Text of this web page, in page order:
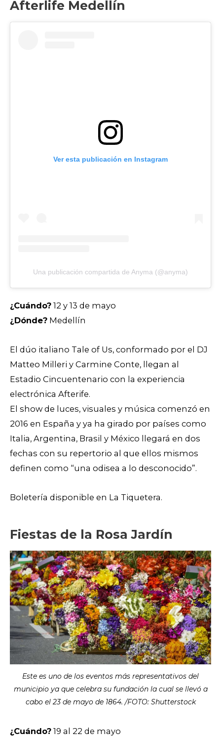
Afterlife Medellín
Ver esta publicación en Instagram
Una publicación compartida de Anyma (@anyma)
¿Cuándo? 12 y 13 de mayo
¿Dónde? Medellín
El dúo italiano Tale of Us, conformado por el DJ
Matteo Milleri y Carmine Conte, llegan al
Estadio Cincuentenario con la experiencia
electrónica Afterife.
El show de luces, visuales y música comenzó en
2016 en España y ya ha girado por países como
Italia, Argentina, Brasil y México llegará en dos
fechas con su repertorio al que ellos mismos
definen como “una odisea a lo desconocido”.
Boletería disponible en La Tiquetera.
Fiestas de la Rosa Jardín
Este es uno de los eventos más representativos del
municipio ya que celebra su fundación la cual se llevó a
cabo el 23 de mayo de 1864. /FOTO: Shutterstock
¿Cuándo? 19 al 22 de mayo